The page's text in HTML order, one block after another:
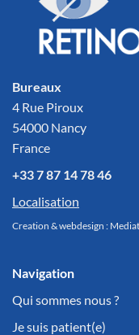
Bureaux
4 Rue Piroux
54000 Nancy
France
+33 7 87 14 78 46
Localisation
Creation & webdesign :
Navigation
Qui sommes nous ?
Je suis patient(e)